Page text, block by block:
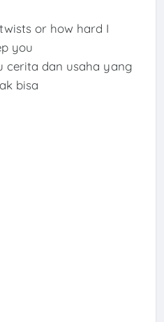
or how hard I
you
cerita dan usaha yang
bisa